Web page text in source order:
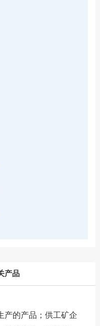
产品
产的产品；供工矿企